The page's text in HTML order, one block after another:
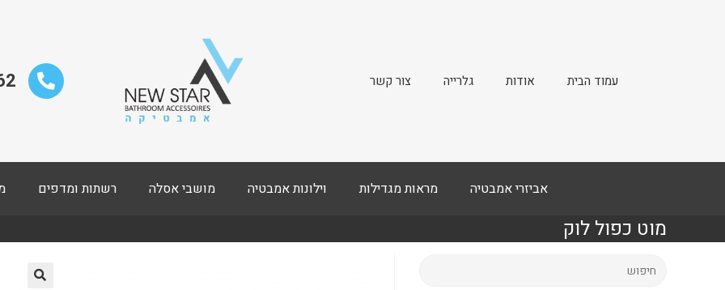
עמוד הבית אודות גלרייה צור קשר
אביזרי אמבטיה מראות מגדילות וילונות אמבטיה מושבי אסלה רשתות ומדפים
מוט כפול לוק